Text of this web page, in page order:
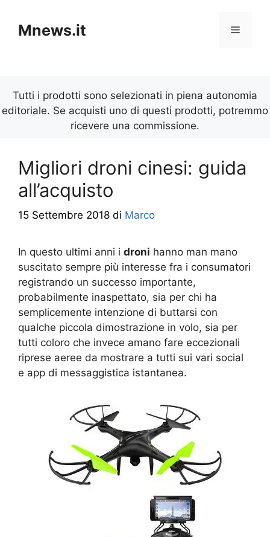
contenuto
Mnews.it Menu
Tutti i prodotti sono selezionati in piena autonomia
editoriale. Se acquisti uno di questi prodotti, potremmo
ricevere una commissione.
Migliori droni cinesi: guida
all’acquisto
15 Settembre 2018 di Marco
In questo ultimi anni i droni hanno man mano
suscitato sempre più interesse fra i consumatori
registrando un successo importante,
probabilmente inaspettato, sia per chi ha
semplicemente intenzione di buttarsi con
qualche piccola dimostrazione in volo, sia per
tutti coloro che invece amano fare eccezionali
riprese aeree da mostrare a tutti sui vari social
e app di messaggistica istantanea.